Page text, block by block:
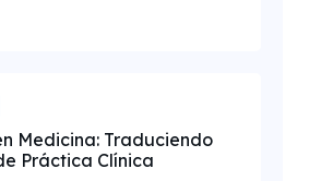
Medicina: Traduciendo
Práctica Clínica